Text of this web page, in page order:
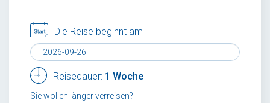
Die Reise beginnt am
Reisedauer: 1 Woche
Sie wollen länger verreisen?